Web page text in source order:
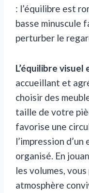
: l’équilibre est
basse minuscule
perturber le
L’équilibre visuel
accueillant et
choisir des
taille de votre
favorise une
l’impression
organisé. En
les volumes,
atmosphère